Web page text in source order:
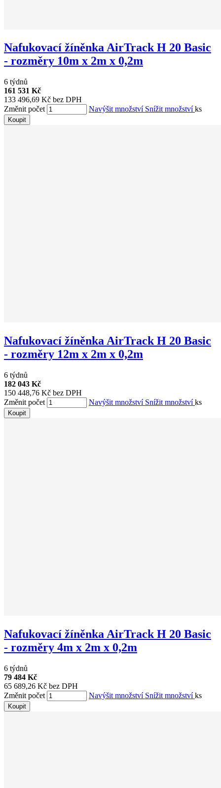
Nafukovací žíněnka AirTrack H 20 Basic
- rozměry 10m x 2m x 0,2m
6 týdnů
161 531 Kč
133 496,69 Kč bez DPH
Změnit počet
Navýšit množství Snížit množstvíks
Koupit
Nafukovací žíněnka AirTrack H 20 Basic
- rozměry 12m x 2m x 0,2m
6 týdnů
182 043 Kč
150 448,76 Kč bez DPH
Změnit počet
Navýšit množství Snížit množstvíks
Koupit
Nafukovací žíněnka AirTrack H 20 Basic
- rozměry 4m x 2m x 0,2m
6 týdnů
79 484 Kč
65 689,26 Kč bez DPH
Změnit počet
Navýšit množství Snížit množstvíks
Koupit